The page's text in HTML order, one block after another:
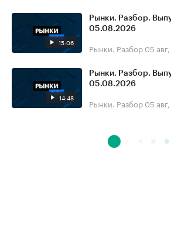
15:06
Рынки. Разбор.
05.08.2026
Рынки. Разбор 05
14:48
Рынки. Разбор.
05.08.2026
Рынки. Разбор 05